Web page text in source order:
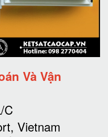
Và Vận
C
Vietnam